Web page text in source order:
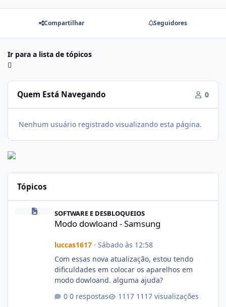
Compartilhar Seguidores
Ir para a lista de tópicos
Quem Está Navegando 0
Nenhum usuário registrado visualizando esta página.
Tópicos
Modo dowloand - Samsung
SOFTWARE E DESBLOQUEIOS
Modo dowloand - Samsung
luccas1617· Sábado às 12:58
Com essas nova atualização, estou tendo
dificuldades em colocar os aparelhos em
modo dowloand. alguma ajuda?
0 respostas
1117 visualizações